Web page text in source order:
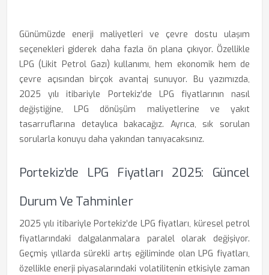
Günümüzde enerji maliyetleri ve çevre dostu ulaşım
seçenekleri giderek daha fazla ön plana çıkıyor. Özellikle
LPG (Likit Petrol Gazı) kullanımı, hem ekonomik hem de
çevre açısından birçok avantaj sunuyor. Bu yazımızda,
2025 yılı itibariyle Portekiz’de LPG fiyatlarının nasıl
değiştiğine, LPG dönüşüm maliyetlerine ve yakıt
tasarruflarına detaylıca bakacağız. Ayrıca, sık sorulan
sorularla konuyu daha yakından tanıyacaksınız.
Portekiz’de LPG Fiyatları 2025: Güncel
Durum Ve Tahminler
2025 yılı itibariyle Portekiz’de LPG fiyatları, küresel petrol
fiyatlarındaki dalgalanmalara paralel olarak değişiyor.
Geçmiş yıllarda sürekli artış eğiliminde olan LPG fiyatları,
özellikle enerji piyasalarındaki volatilitenin etkisiyle zaman